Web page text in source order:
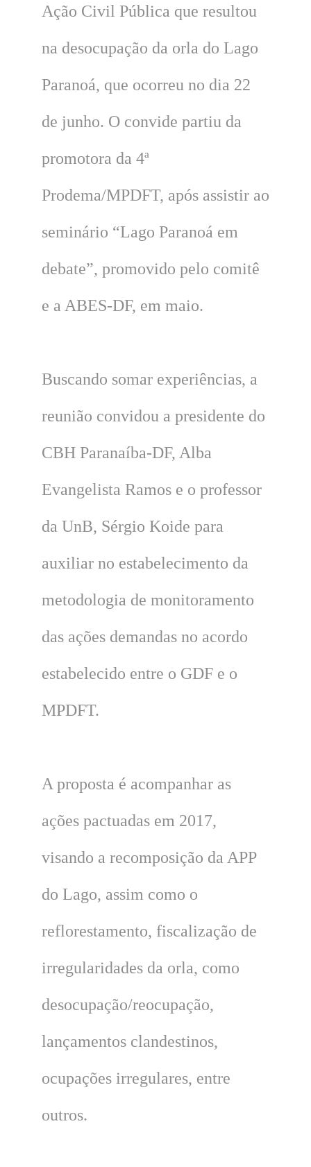
Ação Civil Pública que resultou
na desocupação da orla do Lago
Paranoá, que ocorreu no dia 22
de junho. O convide partiu da
promotora da 4ª
Prodema/MPDFT, após assistir ao
seminário “Lago Paranoá em
debate”, promovido pelo comitê
e a ABES-DF, em maio.
Buscando somar experiências, a
reunião convidou a presidente do
CBH Paranaíba-DF, Alba
Evangelista Ramos e o professor
da UnB, Sérgio Koide para
auxiliar no estabelecimento da
metodologia de monitoramento
das ações demandas no acordo
estabelecido entre o GDF e o
MPDFT.
A proposta é acompanhar as
ações pactuadas em 2017,
visando a recomposição da APP
do Lago, assim como o
reflorestamento, fiscalização de
irregularidades da orla, como
desocupação/reocupação,
lançamentos clandestinos,
ocupações irregulares, entre
outros.